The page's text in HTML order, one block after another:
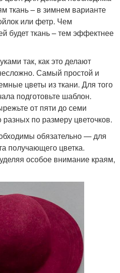
ткань – в зимнем варианте
или фетр. Чем
будет ткань – тем эффектнее
так, как это делают
Самый простой и
цветы из ткани. Для того
подготовьте шаблон.
от пяти до семи
по размеру цветочков.
обязательно — для
получающего цветка.
особое внимание краям,